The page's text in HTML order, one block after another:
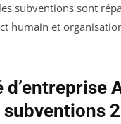
subventions sont
humain et